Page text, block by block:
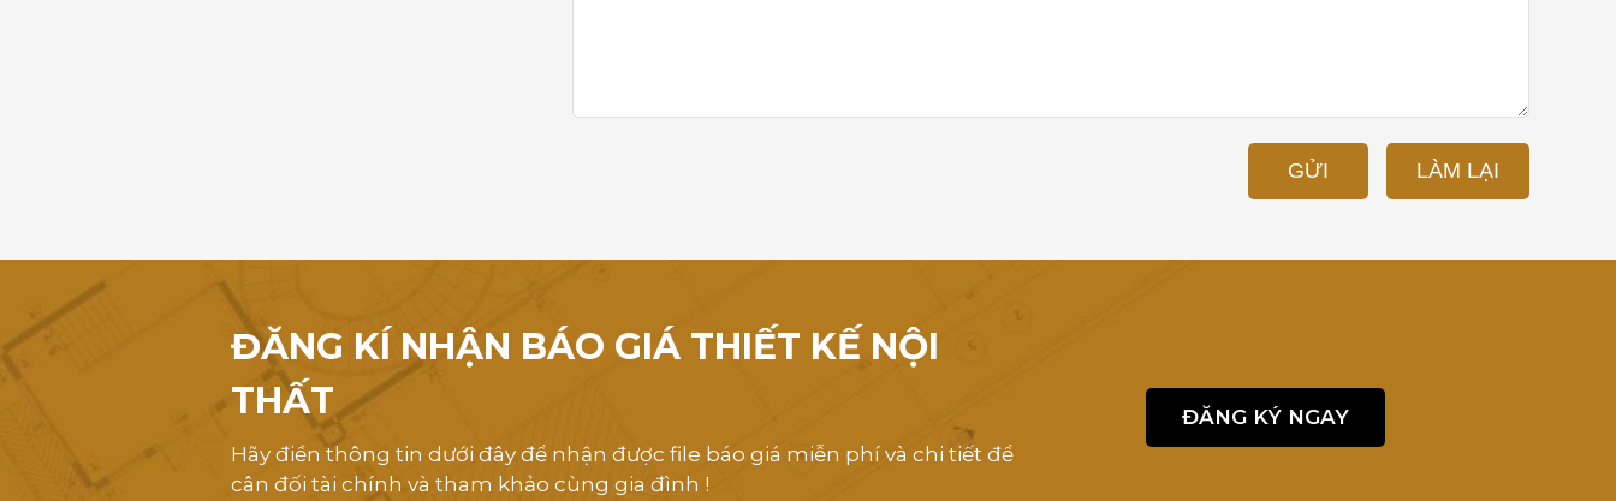
LÀM LẠI
GỬI
ĐĂNG KÍ NHẬN BÁO GIÁ THIẾT KẾ NỘI
THẤT
Hãy điền thông tin dưới đây để nhận được file báo giá miễn phí và chi tiết để
cân đối tài chính và tham khảo cùng gia đình !
ĐĂNG KÝ NGAY